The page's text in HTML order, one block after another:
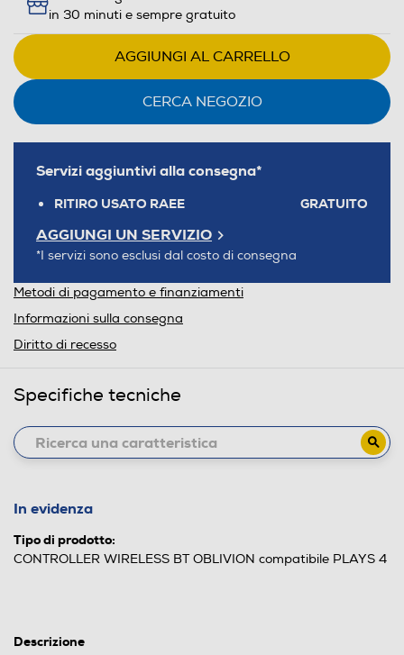
in 30 minuti e sempre gratuito
AGGIUNGI AL CARRELLO
CERCA NEGOZIO
Servizi aggiuntivi alla consegna*
RITIRO USATO RAEE GRATUITO
AGGIUNGI UN SERVIZIO
*I servizi sono esclusi dal costo di consegna
Metodi di pagamento e finanziamenti
Informazioni sulla consegna
Diritto di recesso
Specifiche tecniche
In evidenza
Tipo di prodotto:
CONTROLLER WIRELESS BT OBLIVION compatibile PLAYS 4
Descrizione